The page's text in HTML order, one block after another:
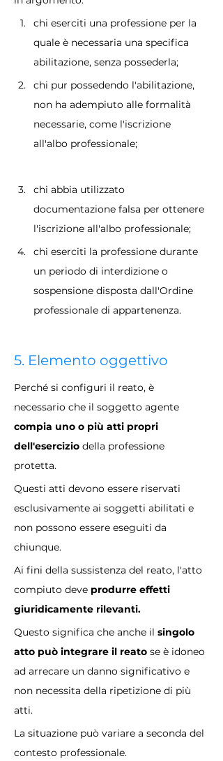
chi eserciti una professione per la
quale è necessaria una specifica
abilitazione, senza possederla;
chi pur possedendo l'abilitazione,
non ha adempiuto alle formalità
necessarie, come l'iscrizione
all'albo professionale;
chi abbia utilizzato
documentazione falsa per ottenere
l'iscrizione all'albo professionale;
chi eserciti la professione durante
un periodo di interdizione o
sospensione disposta dall'Ordine
professionale di appartenenza.
5. Elemento oggettivo
Perché si configuri il reato, è
necessario che il soggetto agente
compia uno o più atti propri
dell'esercizio della professione
protetta.
Questi atti devono essere riservati
esclusivamente ai soggetti abilitati e
non possono essere eseguiti da
chiunque.
Ai fini della sussistenza del reato, l'atto
compiuto deve produrre effetti
giuridicamente rilevanti.
Questo significa che anche il singolo
atto può integrare il reato se è idoneo
ad arrecare un danno significativo e
non necessita della ripetizione di più
atti.
La situazione può variare a seconda del
contesto professionale.